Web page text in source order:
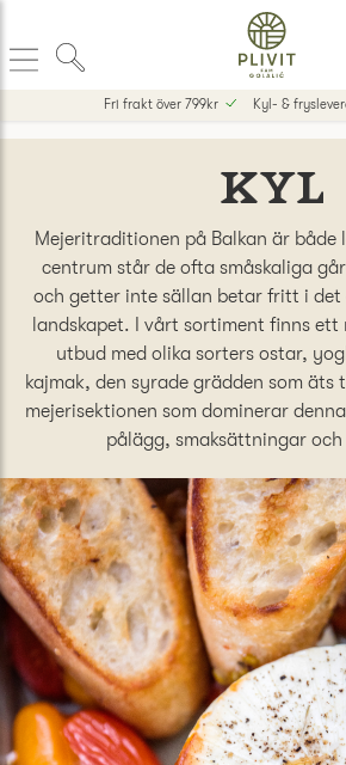
Fri frakt över 799kr Kyl- &
Kyl
Mejeritraditionen på Balkan är både
centrum står de ofta småskaliga
och getter inte sällan betar fritt i
landskapet. I vårt sortiment finns
utbud med olika sorters ostar,
kajmak, den syrade grädden som äts
mejerisektionen som dominerar
pålägg, smaksättningar och